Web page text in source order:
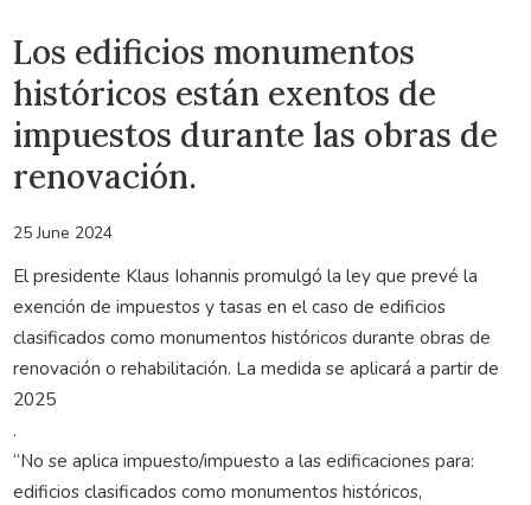
Los edificios monumentos
históricos están exentos de
impuestos durante las obras de
renovación.
25 June 2024
El presidente Klaus Iohannis promulgó la ley que prevé la
exención de impuestos y tasas en el caso de edificios
clasificados como monumentos históricos durante obras de
renovación o rehabilitación. La medida se aplicará a partir de
2025
.
“No se aplica impuesto/impuesto a las edificaciones para:
edificios clasificados como monumentos históricos,